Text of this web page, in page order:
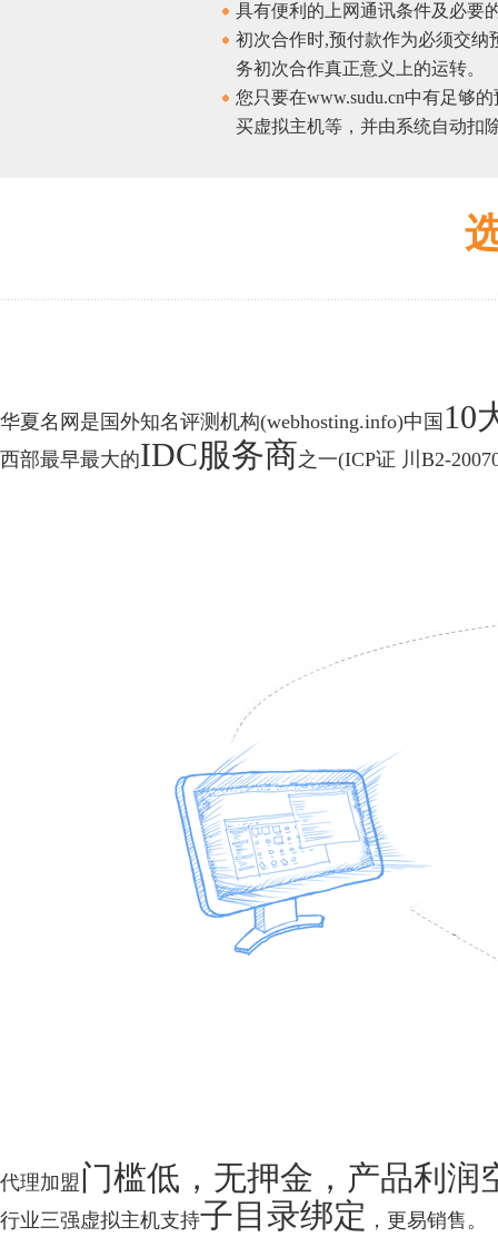
具有便利的上网通讯条件及必要
初次合作时,预付款作为必须交
务初次合作真正意义上的运转。
您只要在www.sudu.cn中有足够
买虚拟主机等，并由系统自动扣
华夏名网是国外知名评测机构(webhosting.info)中国 10
西部最早最大的IDC服务商之一(ICP证 川B2-
代理加盟 门槛低，无押金，产品利润
行业三强虚拟主机支持子目录绑定 ，更易销售。